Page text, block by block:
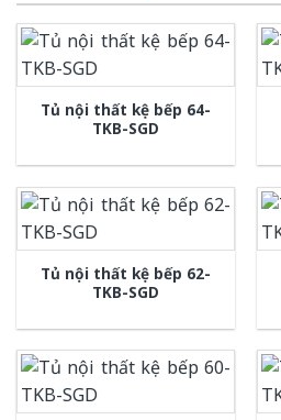
Tủ nội thất kệ bếp 64-
TKB-SGD
Tủ nội thất kệ bếp 62-
TKB-SGD